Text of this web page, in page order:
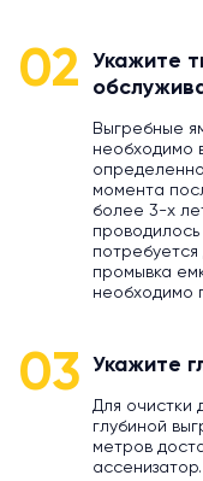
02
Укажите
Выгребные
необходимо
момента
более 3-х
промывка
необходимо
03 Укажите
Для очистки
глубиной
метров